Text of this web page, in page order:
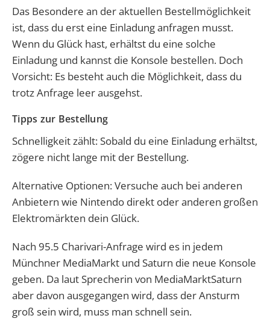
Das Besondere an der aktuellen Bestellmöglichkeit
ist, dass du erst eine Einladung anfragen musst.
Wenn du Glück hast, erhältst du eine solche
Einladung und kannst die Konsole bestellen. Doch
Vorsicht: Es besteht auch die Möglichkeit, dass du
trotz Anfrage leer ausgehst.
Tipps zur Bestellung
Schnelligkeit zählt: Sobald du eine Einladung erhältst,
zögere nicht lange mit der Bestellung.
Alternative Optionen: Versuche auch bei anderen
Anbietern wie Nintendo direkt oder anderen großen
Elektromärkten dein Glück.
Nach 95.5 Charivari-Anfrage wird es in jedem
Münchner MediaMarkt und Saturn die neue Konsole
geben. Da laut Sprecherin von MediaMarktSaturn
aber davon ausgegangen wird, dass der Ansturm
groß sein wird, muss man schnell sein.